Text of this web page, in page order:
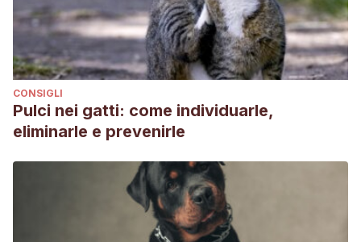
CONSIGLI
Pulci nei gatti: come individuarle,
eliminarle e prevenirle